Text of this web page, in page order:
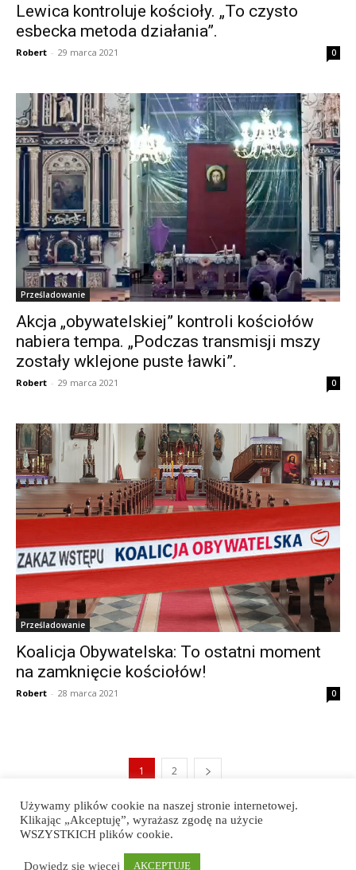
Lewica kontroluje kościoły. „To czysto
esbecka metoda działania”.
Robert - 29 marca 2021 0
Prześladowanie
Akcja „obywatelskiej” kontroli kościołów
nabiera tempa. „Podczas transmisji mszy
zostały wklejone puste ławki”.
Robert - 29 marca 2021 0
Prześladowanie
Koalicja Obywatelska: To ostatni moment
na zamknięcie kościołów!
Robert - 28 marca 2021 0
1 2
Polityka prywatności Regulamin strony
Używamy plików cookie na naszej stronie internetowej.
Klikając „Akceptuję”, wyrażasz zgodę na użycie
WSZYSTKICH plików cookie.
Dowiedz się więcej AKCEPTUJĘ